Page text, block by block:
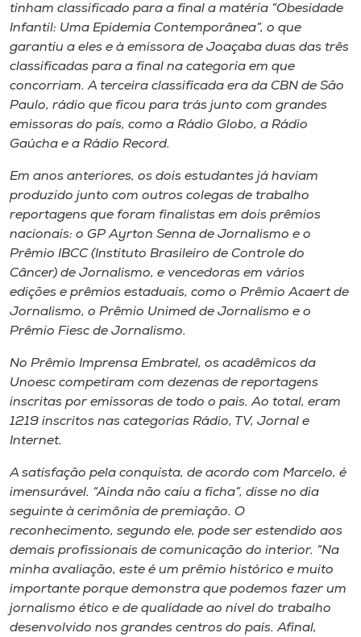
Selecione
A+
A-
tinham classificado para a final a matéria “Obesidade
Infantil: Uma Epidemia Contemporânea”, o que
garantiu a eles e à emissora de Joaçaba duas das três
classificadas para a final na categoria em que
concorriam. A terceira classificada era da CBN de São
Paulo, rádio que ficou para trás junto com grandes
emissoras do país, como a Rádio Globo, a Rádio
Gaúcha e a Rádio Record.
Em anos anteriores, os dois estudantes já haviam
produzido junto com outros colegas de trabalho
reportagens que foram finalistas em dois prêmios
nacionais: o GP Ayrton Senna de Jornalismo e o
Prêmio IBCC (Instituto Brasileiro de Controle do
Câncer) de Jornalismo, e vencedoras em vários
edições e prêmios estaduais, como o Prêmio Acaert de
Jornalismo, o Prêmio Unimed de Jornalismo e o
Prêmio Fiesc de Jornalismo.
No Prêmio Imprensa Embratel, os acadêmicos da
Unoesc competiram com dezenas de reportagens
inscritas por emissoras de todo o país. Ao total, eram
1219 inscritos nas categorias Rádio, TV, Jornal e
Internet.
A satisfação pela conquista, de acordo com Marcelo, é
imensurável. “Ainda não caiu a ficha”, disse no dia
seguinte à cerimônia de premiação. O
reconhecimento, segundo ele, pode ser estendido aos
demais profissionais de comunicação do interior. “Na
minha avaliação, este é um prêmio histórico e muito
importante porque demonstra que podemos fazer um
jornalismo ético e de qualidade ao nível do trabalho
desenvolvido nos grandes centros do país. Afinal,